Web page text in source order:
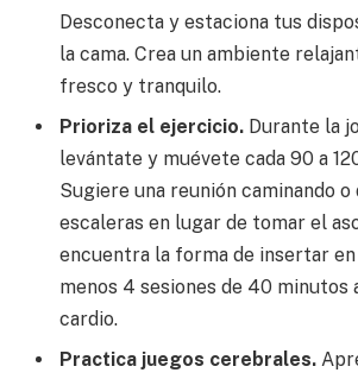
Desconecta y estaciona tus
la cama. Crea un ambiente
fresco y tranquilo.
Prioriza el ejercicio. Durante la
levántate y muévete cada 90 a
Sugiere una reunión caminando o
escaleras en lugar de tomar el
encuentra la forma de insertar
menos 4 sesiones de 40 minutos
cardio.
Practica juegos cerebrales.